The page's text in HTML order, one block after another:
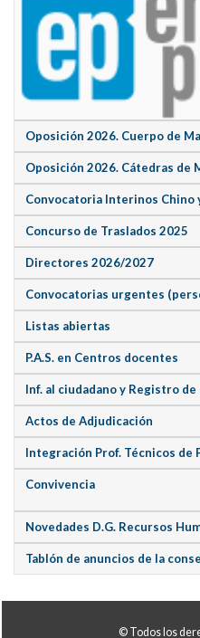
Oposición 2026. Cuerpo de
Oposición 2026. Cátedras de
Convocatoria Interinos Chino
Concurso de Traslados 2025
Directores 2026/2027
Convocatorias urgentes
Listas abiertas
P.A.S. en Centros docentes
Inf. al ciudadano y Registro de
Actos de Adjudicación
Integración Prof. Técnicos de
Convivencia
Novedades D.G. Recursos
Tablón de anuncios de la
© Todos los